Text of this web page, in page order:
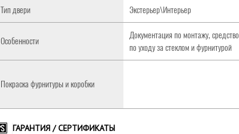
Тип двери Экстерьер\Интерьер
Особенности
Документация по монтажу, средство
по уходу за стеклом и фурнитурой
Покраска фурнитуры и коробки
ГАРАНТИЯ / СЕРТИФИКАТЫ